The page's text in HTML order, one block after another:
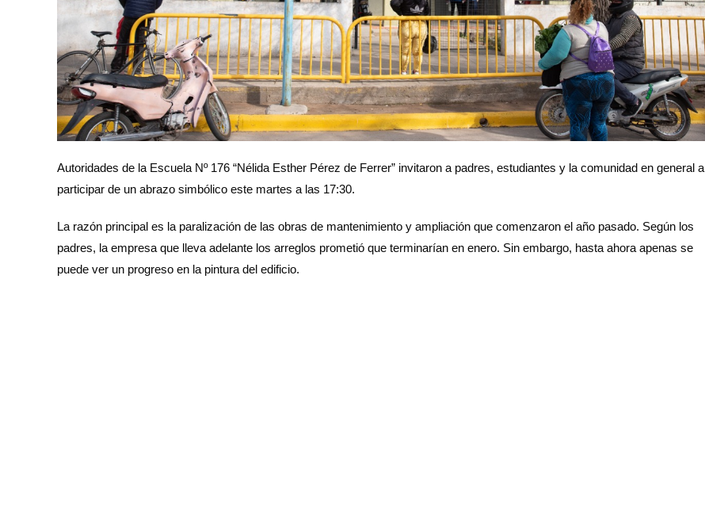
Autoridades de la Escuela Nº 176 “Nélida Esther Pérez de Ferrer” invitaron a padres, estudiantes y la comunidad en general a
participar de un abrazo simbólico este martes a las 17:30.
La razón principal es la paralización de las obras de mantenimiento y ampliación que comenzaron el año pasado. Según los
padres, la empresa que lleva adelante los arreglos prometió que terminarían en enero. Sin embargo, hasta ahora apenas se
puede ver un progreso en la pintura del edificio.